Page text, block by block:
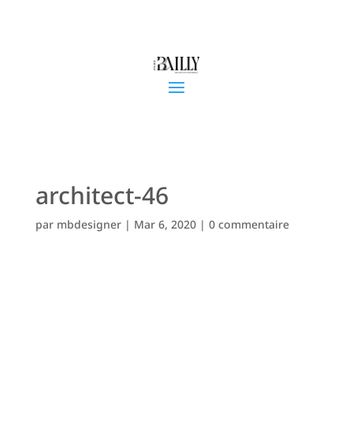
architect-46
par mbdesigner| Mar 6, 2020| 0 commentaire